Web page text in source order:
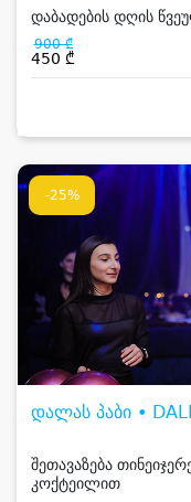
დაბადების დღის
900 ₾
450 ₾
-25%
დალას პაბი •
შეთავაზება
კოქტეილით